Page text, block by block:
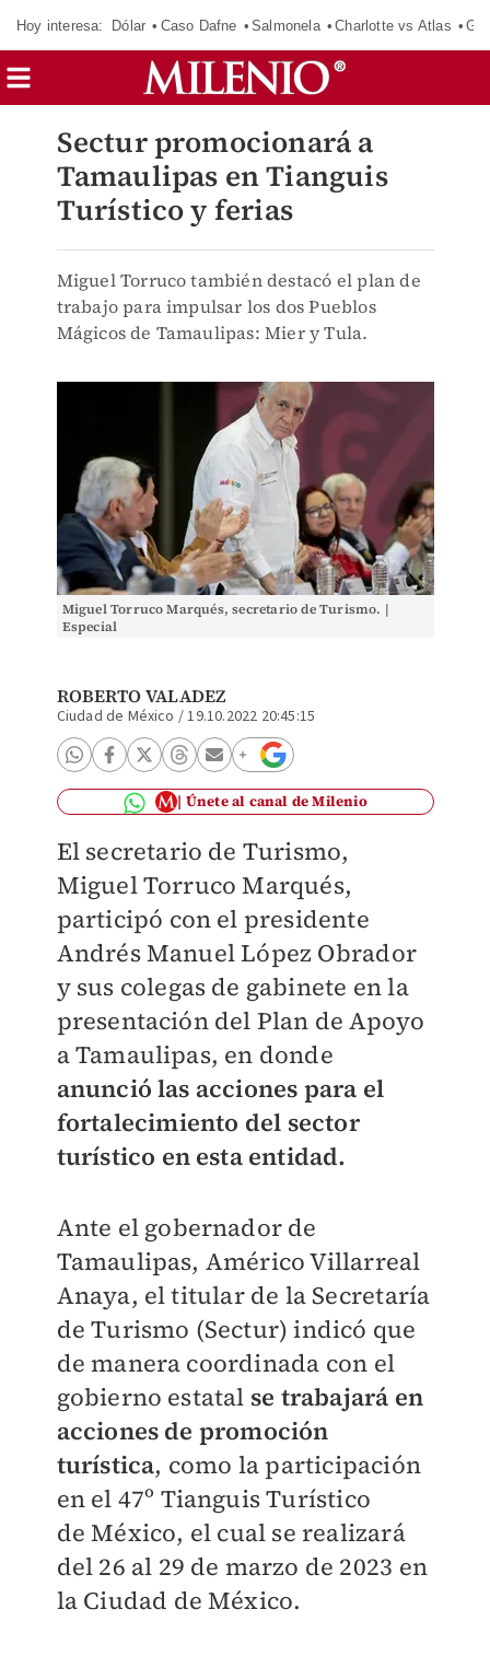
Hoy interesa: Dólar Caso Dafne Salmonela Charlotte vs Atlas
Sectur promocionará a
Tamaulipas en Tianguis
Turístico y ferias
Miguel Torruco también destacó el plan de
trabajo para impulsar los dos Pueblos
Mágicos de Tamaulipas: Mier y Tula.
Miguel Torruco Marqués, secretario de Turismo. |
Especial
ROBERTO VALADEZ
Ciudad de México /19.10.2022 20:45:15
Únete al canal de Milenio
El secretario de Turismo,
Miguel Torruco Marqués,
participó con el presidente
Andrés Manuel López Obrador
y sus colegas de gabinete en la
presentación del Plan de Apoyo
a Tamaulipas, en donde
anunció las acciones para el
fortalecimiento del sector
turístico en esta entidad.
Ante el gobernador de
Tamaulipas, Américo Villarreal
Anaya, el titular de la Secretaría
de Turismo (Sectur) indicó que
de manera coordinada con el
gobierno estatal se trabajará en
acciones de promoción
turística, como la participación
en el 47º Tianguis Turístico
deMéxico, el cual se realizará
del 26 al 29 de marzo de 2023 en
la Ciudad de México.